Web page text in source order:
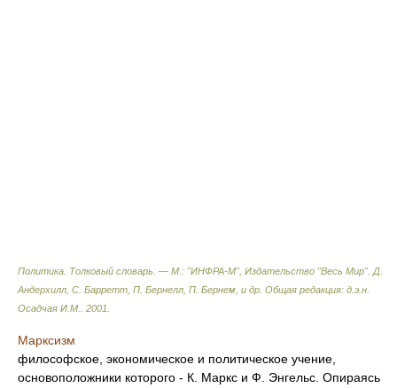
Политика. Толковый словарь. — М.: "ИНФРА-М", Издательство "Весь Мир". Д.
Андерхилл, С. Барретт, П. Бернелл, П. Бернем, и др. Общая редакция: д.э.н.
Осадчая И.М.
2001
Марксизм
философское, экономическое и политическое учение,
основоположники которого - К. Маркс и Ф. Энгельс. Опираясь